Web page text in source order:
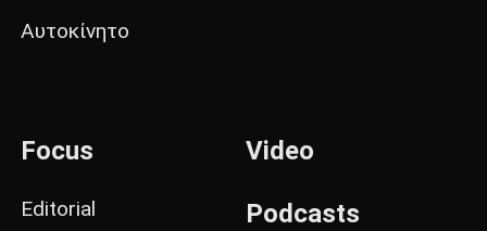
Αυτοκίνητο
Focus
Editorial
Video
Podcasts